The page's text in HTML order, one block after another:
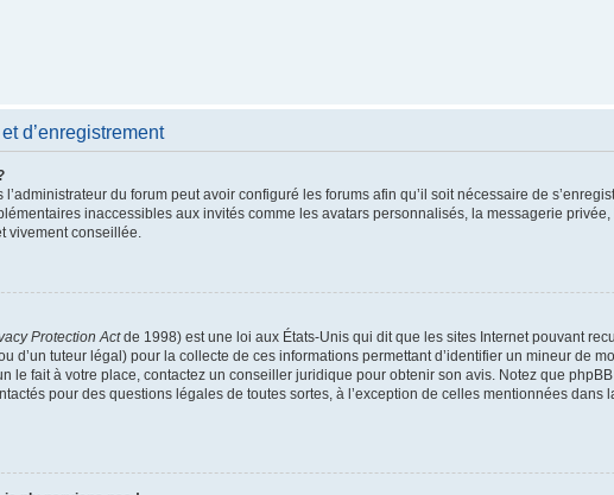
d’enregistrement
du forum peut avoir configuré les forums afin qu’il soit nécessaire de
inaccessibles aux invités comme les avatars personnalisés, la messagerie
vivement conseillée.
Protection Actde 1998) est une loi aux États-Unis qui dit que les sites Internet pouvant
d’un tuteur légal) pour la collecte de ces informations permettant d’identifier un mineur de
le fait à votre place, contactez un conseiller juridique pour obtenir son avis. Notez que
pour des questions légales de toutes sortes, à l’exception de celles mentionnées